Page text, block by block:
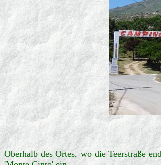
Oberhalb des Ortes, wo die Teerstraße